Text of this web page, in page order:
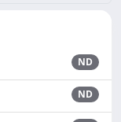
ND
ND